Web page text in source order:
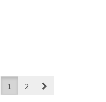
1 2 Next